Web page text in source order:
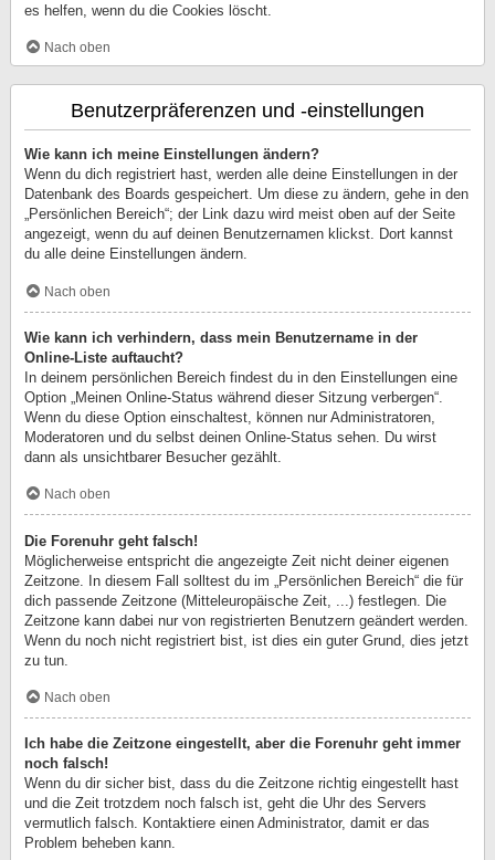
es helfen, wenn du die Cookies löscht.
Nach oben
Benutzerpräferenzen und -einstellungen
Wie kann ich meine Einstellungen ändern?
Wenn du dich registriert hast, werden alle deine Einstellungen in der
Datenbank des Boards gespeichert. Um diese zu ändern, gehe in den
„Persönlichen Bereich“; der Link dazu wird meist oben auf der Seite
angezeigt, wenn du auf deinen Benutzernamen klickst. Dort kannst
du alle deine Einstellungen ändern.
Nach oben
Wie kann ich verhindern, dass mein Benutzername in der
Online-Liste auftaucht?
In deinem persönlichen Bereich findest du in den Einstellungen eine
Option „Meinen Online-Status während dieser Sitzung verbergen“.
Wenn du diese Option einschaltest, können nur Administratoren,
Moderatoren und du selbst deinen Online-Status sehen. Du wirst
dann als unsichtbarer Besucher gezählt.
Nach oben
Die Forenuhr geht falsch!
Möglicherweise entspricht die angezeigte Zeit nicht deiner eigenen
Zeitzone. In diesem Fall solltest du im „Persönlichen Bereich“ die für
dich passende Zeitzone (Mitteleuropäische Zeit, ...) festlegen. Die
Zeitzone kann dabei nur von registrierten Benutzern geändert werden.
Wenn du noch nicht registriert bist, ist dies ein guter Grund, dies jetzt
zu tun.
Nach oben
Ich habe die Zeitzone eingestellt, aber die Forenuhr geht immer
noch falsch!
Wenn du dir sicher bist, dass du die Zeitzone richtig eingestellt hast
und die Zeit trotzdem noch falsch ist, geht die Uhr des Servers
vermutlich falsch. Kontaktiere einen Administrator, damit er das
Problem beheben kann.